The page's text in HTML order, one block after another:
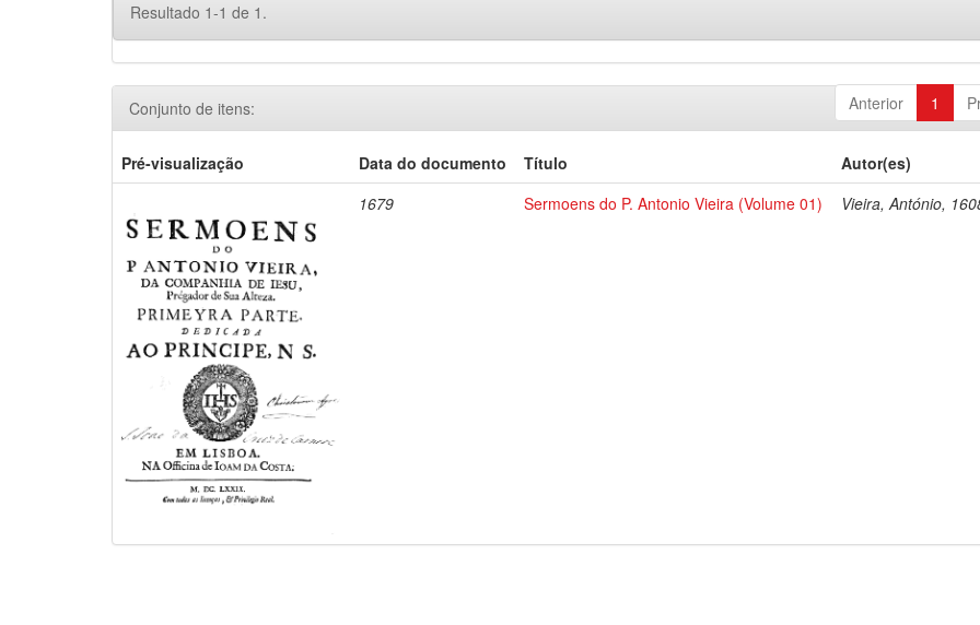
Resultado 1-1 de 1.
Anterior 1
Conjunto de itens:
Pré-visualização Data do documento Título
Autor(es)
1679
Sermoens do P. Antonio Vieira (Volume 01) Vieira, António,